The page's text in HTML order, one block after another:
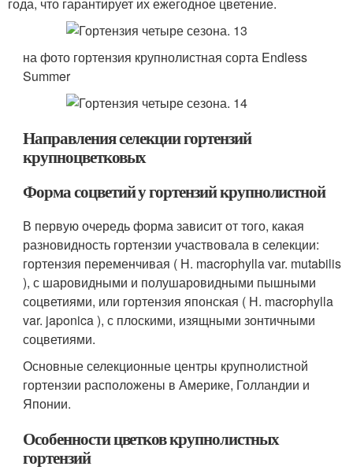
на фото гортензия крупнолистная сорта Endless
Summer
Направления селекции гортензий
крупноцветковых
Форма соцветий у гортензий крупнолистной
В первую очередь форма зависит от того, какая
разновидность гортензии участвовала в селекции:
гортенз­ия переменчивая ( Н. macrophylla var. mutabilis
), с шаровидными и полушаровидными пышными
соцветиями, или гортензия японская ( Н. macrophylla
var. japonica ), с плоскими, изящными зонтичными
соцветиями.
Основные селекционные центры крупнолистной
гортензии расположены в Америке, Голландии и
Японии.
Особенности цветков крупнолистных
гортензий